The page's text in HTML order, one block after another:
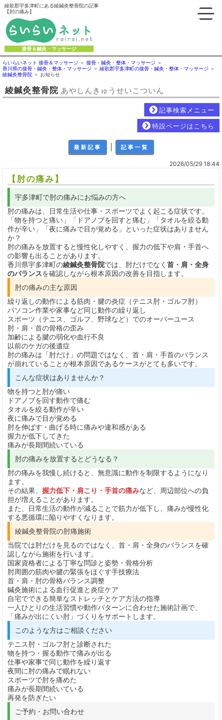
綾歌郡宇多津町にある綾鍼灸整骨院の記事
【肘の痛み】
接骨＆鍼灸・マッサージ
らいらいネット 接骨＆マッサージ
接骨・鍼灸・整体・マッサージ
香川県の接骨・鍼灸・整体・マッサージ
綾歌郡宇多津町の接骨・鍼灸・整体・マッサージ
綾鍼灸整骨院
お知らせ
綾鍼灸整骨院 あやしんきゅうせいこついん
記事検索メニュー
特設ページはこちら
最新記事 ｜ 記事一覧
2026/05/29 18:44
【肘の痛み】
宇多津町で肘の痛みにお悩みの方へ
肘の痛みは、日常生活や仕事・スポーツでよく起こる症状です。
「物を持つと痛い」「ドアノブを回すと痛む」「タオルを絞る動
作が辛い」「夜に痛みで目が覚める」といった症状はありません
か？
肘の痛みを放置すると慢性化しやすく、握力の低下や肩・手首へ
の影響も出ることがあります。
香川県宇多津町の綾鍼灸整骨院では、肘だけでなく 首・肩・全身
のバランスを確認しながら根本原因の改善を目指します。
肘の痛みの主な原因
繰り返しの動作による筋肉・腱の炎症（テニス肘・ゴルフ肘）
パソコン作業や家事など同じ動作の繰り返し
スポーツ（テニス、ゴルフ、野球など）でのオーバーユース
肘・肩・首の骨格の歪み
加齢による腱の弱化や血行不良
以前のケガの後遺症
肘の痛みは「肘だけ」の問題ではなく、首・肩・手首のバランス
が崩れていることが根本原因であるケースがとても多いです。
こんな症状はありませんか？
物を持つと肘が痛い
ドアノブを回す動作で痛む
タオルを絞る動作が辛い
夜に痛みで目が覚める
肘を伸ばす・曲げる時に痛みや違和感がある
握力が低下してきた
痛みが長期間続いている
肘の痛みを放置するとどうなる？
肘の痛みを我慢し続けると、無意識に動作を制限するようになり
ます。
その結果、 握力低下・肩こり・手首の痛みなど、周辺部位への負
担が増えることがあります。
また、日常生活の動作が減ることで筋力が低下し、痛みが慢性化
する悪循環に陥りやすくなります。
綾鍼灸整骨院の肘痛施術
当院では肘だけを見るのではなく、首・肩・全身のバランスを確
認しながら施術を行います。
国家資格者による丁寧な問診と姿勢・骨格分析
肘周囲の筋肉や腱の緊張をほぐす手技療法
首・肩・肘の骨格バランス調整
鍼灸施術による血行促進と炎症ケア
自宅でできる簡単なストレッチとケア方法の指導
一人ひとりの生活習慣や動作パターンに合わせた施術計画で、
「痛みが出にくい肘」づくりをサポートします。
このような方はご相談ください
テニス肘・ゴルフ肘と診断された
物を持つ・握る動作で痛みが出る
仕事や家事で同じ動作を繰り返す
夜間に肘の痛みで眠れない
スポーツで肘を痛めた
痛みが長期間続いている
再発を防ぎたい
ご予約・お問い合わせ